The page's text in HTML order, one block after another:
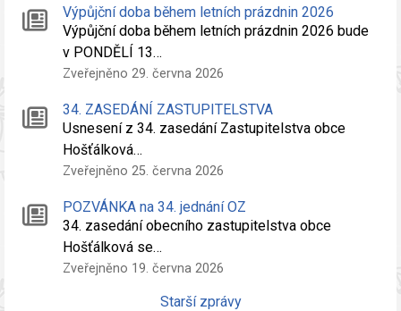
Výpůjční doba během letních prázdnin 2026
Výpůjční doba během letních prázdnin 2026 bude
v PONDĚLÍ 13…
Zveřejněno 29. června 2026
34. ZASEDÁNÍ ZASTUPITELSTVA
Usnesení z 34. zasedání Zastupitelstva obce
Hošťálková…
Zveřejněno 25. června 2026
POZVÁNKA na 34. jednání OZ
34. zasedání obecního zastupitelstva obce
Hošťálková se…
Zveřejněno 19. června 2026
Starší zprávy